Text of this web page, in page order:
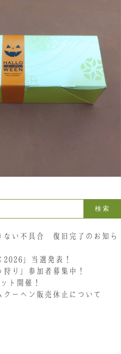
問い合わせ
時間 8:30〜17:30）
ない不具合 復旧完了のお知ら
2026」当選発表！
狩り」参加者募集中！
ト開催！
クーヘン販売休止について